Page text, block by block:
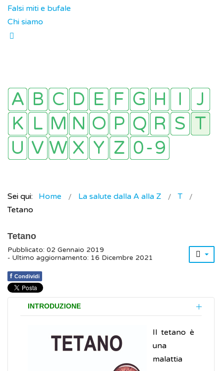
Falsi miti e bufale
Chi siamo
Sei qui: Home La salute dalla A alla Z
T
Tetano
Tetano
Pubblicato: 02 Gennaio 2019
- Ultimo aggiornamento: 16 Dicembre 2021
f Condividi
INTRODUZIONE
Il tetano è
una
malattia